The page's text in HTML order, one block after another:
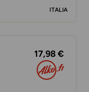
ITALIA
17,98 €